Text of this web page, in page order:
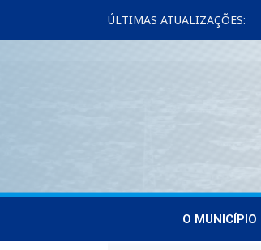
ÚLTIMAS ATUALIZAÇÕES:
O MUNICÍPIO